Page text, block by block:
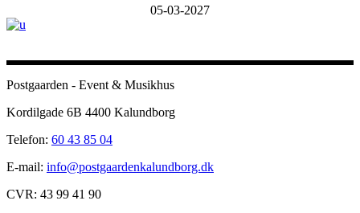
05-03-2027
Postgaarden - Event & Musikhus
Kordilgade 6B 4400 Kalundborg
Telefon: 60 43 85 04
E-mail: info@postgaardenkalundborg.dk
CVR: 43 99 41 90